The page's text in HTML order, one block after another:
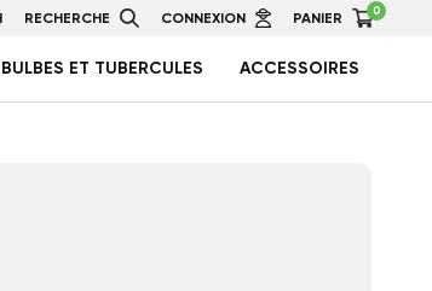
RECHERCHE CONNEXION PANIER 0
BULBES ET TUBERCULES ACCESSOIRES